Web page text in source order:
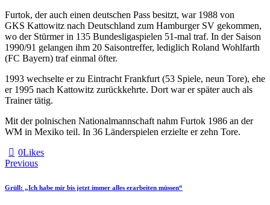
Furtok, der auch einen deutschen Pass besitzt, war 1988 von
GKS Kattowitz nach Deutschland zum Hamburger SV gekommen,
wo der Stürmer in 135 Bundesligaspielen 51-mal traf. In der Saison
1990/91 gelangen ihm 20 Saisontreffer, lediglich Roland Wohlfarth
(FC Bayern) traf einmal öfter.
1993 wechselte er zu Eintracht Frankfurt (53 Spiele, neun Tore), ehe
er 1995 nach Kattowitz zurückkehrte. Dort war er später auch als
Trainer tätig.
Mit der polnischen Nationalmannschaft nahm Furtok 1986 an der
WM in Mexiko teil. In 36 Länderspielen erzielte er zehn Tore.
0Likes
Beitragsnavigation
Previous
Grüll: „Ich habe mir bis jetzt immer alles erarbeiten müssen“